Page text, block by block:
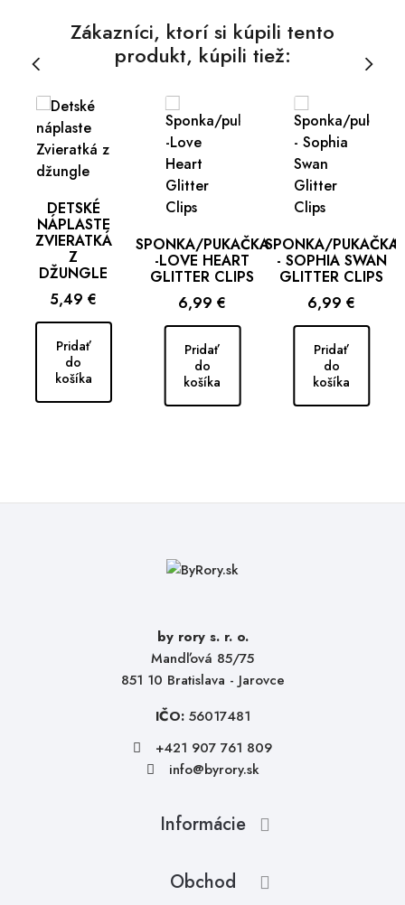
Zákazníci, ktorí si kúpili tento
produkt, kúpili tiež:
DETSKÉ
NÁPLASTE
ZVIERATKÁ
Z
DŽUNGLE
Cena
5,49 €
Pridať
do
košíka
SPONKA/PUKAČKA
-LOVE HEART
GLITTER CLIPS
Cena
6,99 €
Pridať
do
košíka
SPONKA/PUKAČKA
- SOPHIA SWAN
GLITTER CLIPS
Cena
6,99 €
Pridať
do
košíka
by rory s. r. o.
Mandľová 85/75
851 10 Bratislava - Jarovce
IČO: 56017481
+421 907 761 809
info@byrory.sk
Informácie
Obchod